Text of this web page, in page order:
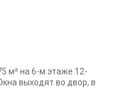
м² на 6-м этаже 12-
выходят во двор, в